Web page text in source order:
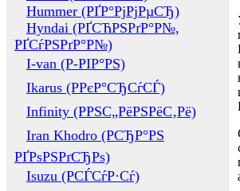
Hummer (РҐР°РјРјРµСЂ)
Hyndai (РҐСЋРЅРґР°Р№,
РҐСѓРЅРґР°Р№)
I-van (Р-РІР°РЅ)
Ikarus (РРєР°СЂСѓСЃ)
Infinity (РРЅС„РёРЅРёС‚Рё)
Iran Khodro (РСЂР°РЅ
РҐРѕРЅРґСЂРѕ)
Isuzu (РСЃСѓР·Сѓ)